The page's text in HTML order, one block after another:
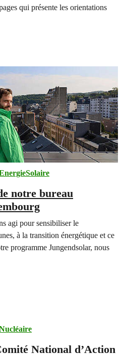
qui présente les orientations
notre bureau
agi pour sensibiliser le
à la transition énergétique et ce
programme Jungendsolar, nous
National d’Action